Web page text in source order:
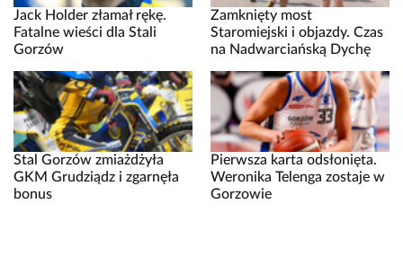
Jack Holder złamał rękę.
Fatalne wieści dla Stali
Gorzów
Zamknięty most
Staromiejski i objazdy. Czas
na Nadwarciańską Dychę
Stal Gorzów zmiażdżyła
GKM Grudziądz i zgarnęła
bonus
Pierwsza karta odsłonięta.
Weronika Telenga zostaje w
Gorzowie